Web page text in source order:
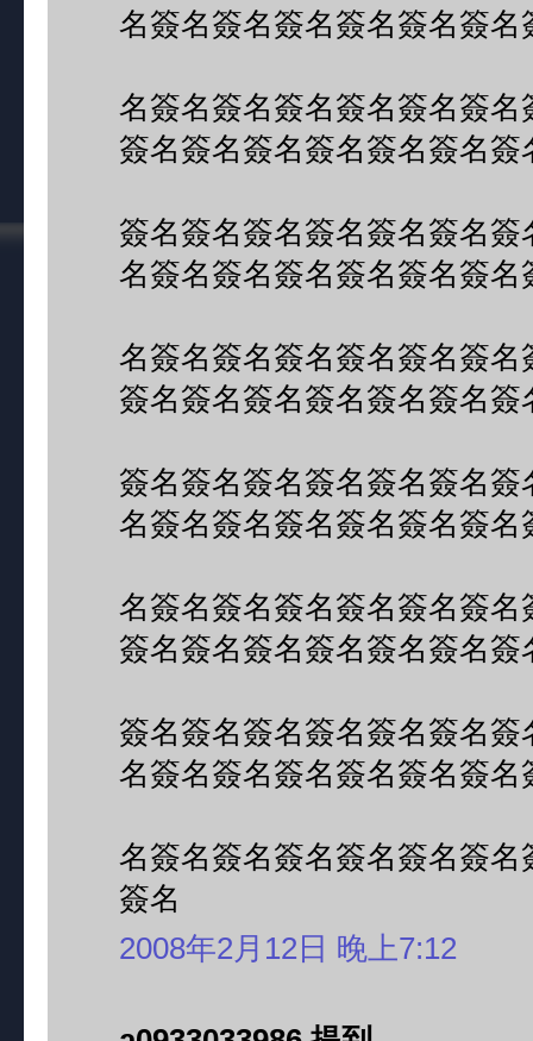
名簽名簽名簽名簽名簽名簽名
名簽名簽名簽名簽名簽名簽
簽名簽名簽名簽名簽名簽名簽
簽名簽名簽名簽名簽名簽名
名簽名簽名簽名簽名簽名簽名
名簽名簽名簽名簽名簽名簽
簽名簽名簽名簽名簽名簽名簽
簽名簽名簽名簽名簽名簽名
名簽名簽名簽名簽名簽名簽名
名簽名簽名簽名簽名簽名簽
簽名簽名簽名簽名簽名簽名簽
簽名簽名簽名簽名簽名簽名
名簽名簽名簽名簽名簽名簽名
名簽名簽名簽名簽名簽名簽
簽名
2008年2月12日 晚上7:12